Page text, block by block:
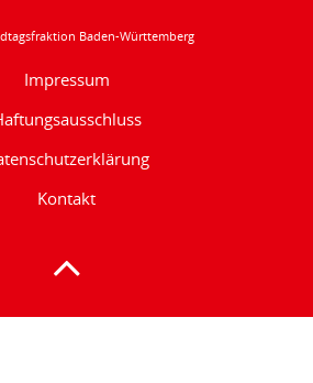
Baden-Württemberg
Impressum
Kontakt